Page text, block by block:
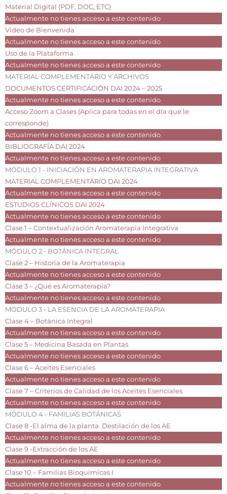
Material Digital (PDF, DOC, ETC)
Actualmente no tienes acceso a este contenido
Video de Bienvenida
Actualmente no tienes acceso a este contenido
Uso de la Plataforma
Actualmente no tienes acceso a este contenido
MATERIAL COMPLEMENTARIO Y ARCHIVOS
DOCUMENTOS CERTIFICACIÓN DAI 2024 – 2025
Actualmente no tienes acceso a este contenido
Acceso Zoom a Clases (Aplica para todas en el día que le
corresponde)
Actualmente no tienes acceso a este contenido
BIBLIOGRAFÍA DAI 2024
Actualmente no tienes acceso a este contenido
MÓDULO 1 - INICIACIÓN EN AROMATERAPIA INTEGRATIVA
MATERIAL COMPLEMENTARIO DAI 2024
Actualmente no tienes acceso a este contenido
ESTUDIOS CLÍNICOS DAI 2024
Actualmente no tienes acceso a este contenido
Clase 1 – Contextualización Aromaterapia Integrativa
Actualmente no tienes acceso a este contenido
MÓDULO 2 - BOTÁNICA INTEGRAL
Clase 2 – Historia de la Aromaterapia
Actualmente no tienes acceso a este contenido
Clase 3 – ¿Qué es Aromaterapia?
Actualmente no tienes acceso a este contenido
MÓDULO 3 - LA ESENCIA DE LA AROMATERAPIA
Clase 4 – Botánica Integral
Actualmente no tienes acceso a este contenido
Clase 5 – Medicina Basada en Plantas
Actualmente no tienes acceso a este contenido
Clase 6 – Aceites Esenciales
Actualmente no tienes acceso a este contenido
Clase 7 – Criterios de Calidad de los Aceites Esenciales
Actualmente no tienes acceso a este contenido
MÓDULO 4 - FAMILIAS BOTÁNICAS
Clase 8 -El alma de la planta. Destilación de los AE
Actualmente no tienes acceso a este contenido
Clase 9 -Extracción de los AE
Actualmente no tienes acceso a este contenido
Clase 10 – Familias Bioquímicas I
Actualmente no tienes acceso a este contenido